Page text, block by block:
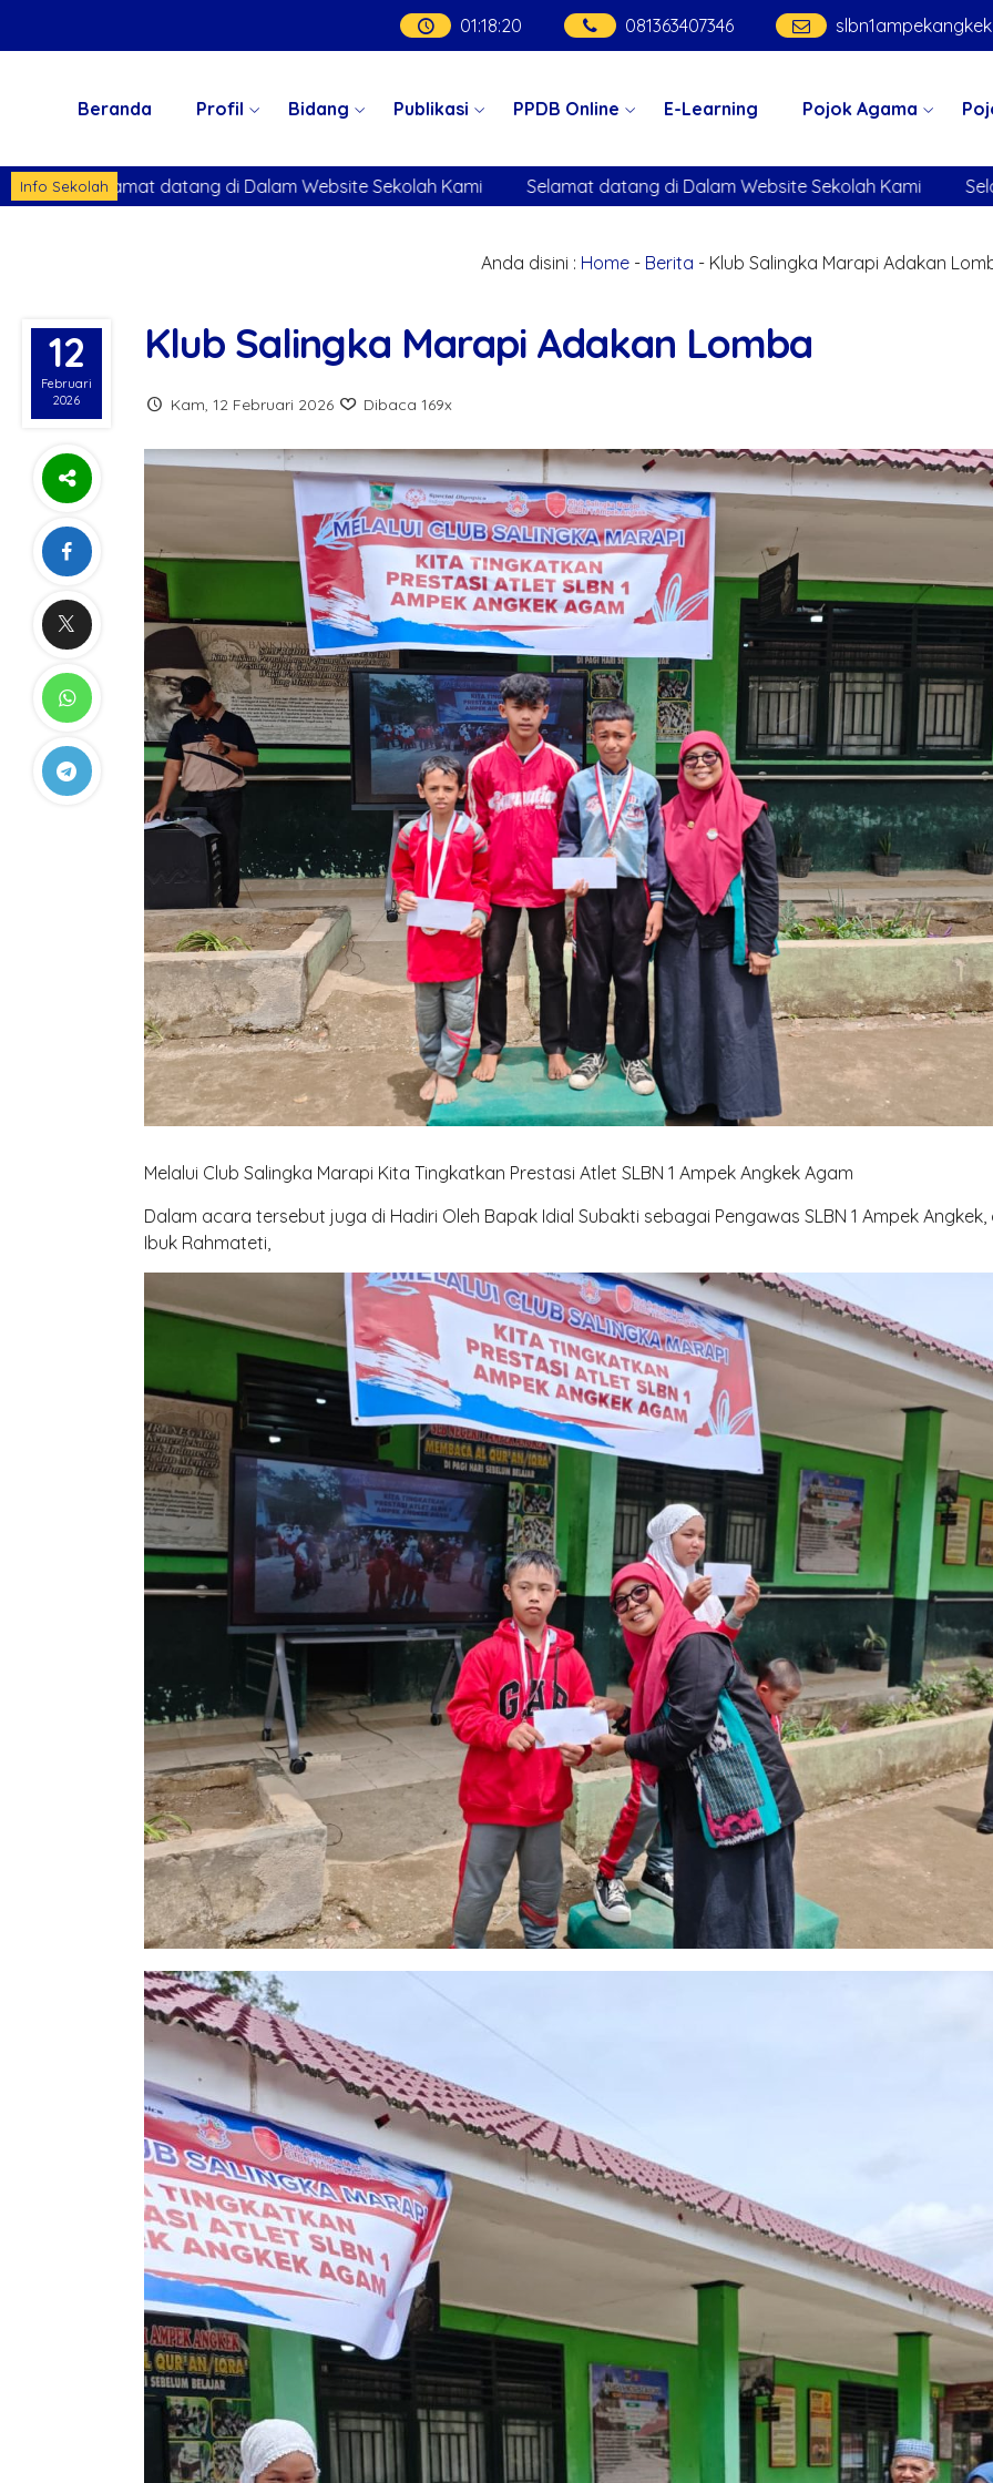
01:18:22 081363407346
Beranda Profil Bidang Publikasi PPDB Online E-Learning Pojok Agama
Info Sekolah
Dalam Website Sekolah Kami Selamat datang di Dalam Website Sekolah Kami Selamat datang di Dalam
Anda disini : Home - Berita - Klub Salingka Marapi Adakan
12
Februari
2026
Klub Salingka Marapi Adakan Lomba
Kam, 12 Februari 2026 Dibaca 169x
Melalui Club Salingka Marapi Kita Tingkatkan Prestasi Atlet SLBN 1 Ampek Angkek Agam
Dalam acara tersebut juga di Hadiri Oleh Bapak Idial Subakti sebagai Pengawas SLBN 1 Ampek Angkek,
Ibuk Rahmateti,